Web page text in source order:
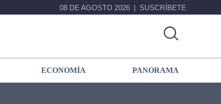
08 DE AGOSTO 2026 SUSCRÍBETE
ECONOMÍA PANORAMA